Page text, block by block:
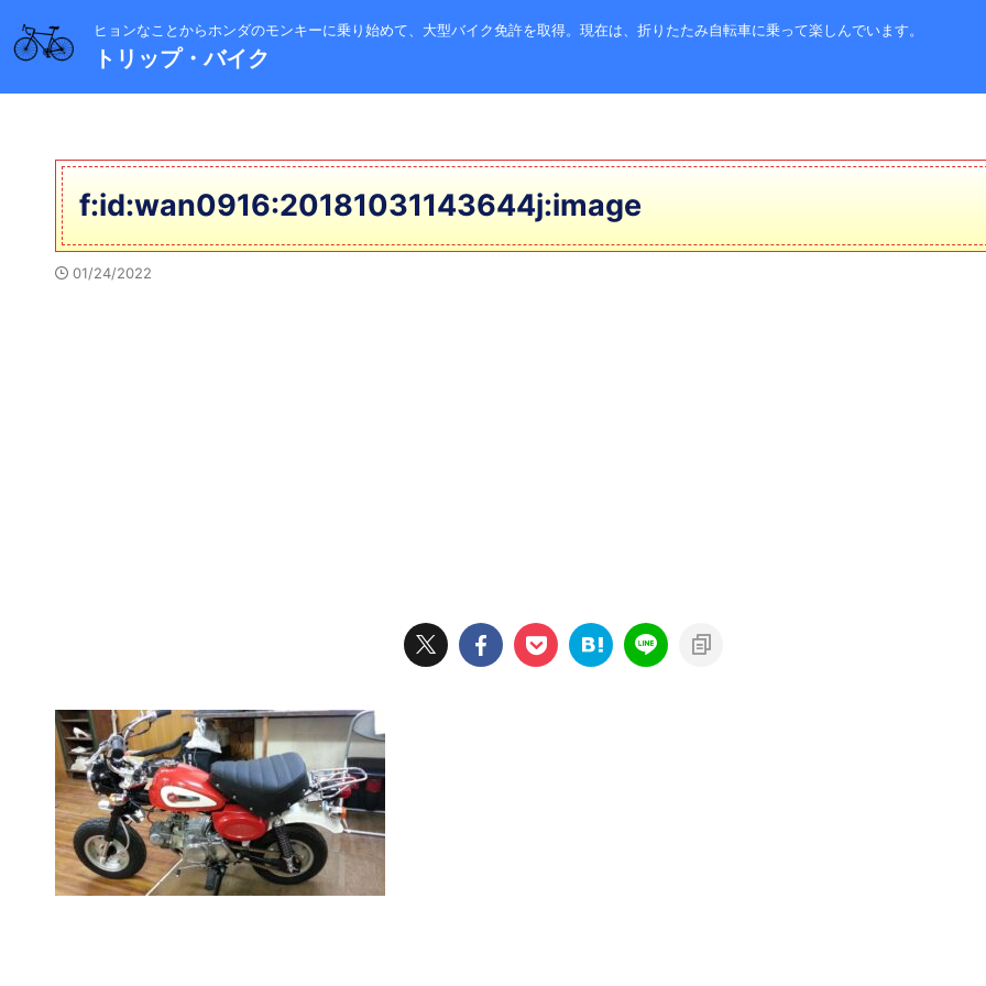
ヒョンなことからホンダのモンキーに乗り始めて、大型バイク免許を取得。現在は、折りたたみ自転車に乗って楽しんでいます。
トリップ・バイク
f:id:wan0916:20181031143644j:image
01/24/2022